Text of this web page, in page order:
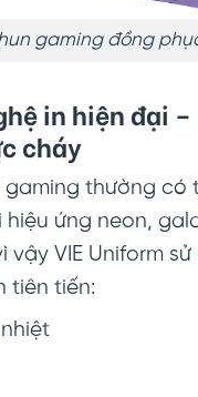
gaming đồng
in hiện đại
cháy
thường có
ứng neon,
vậy VIE Uniform sử
tiên tiến: